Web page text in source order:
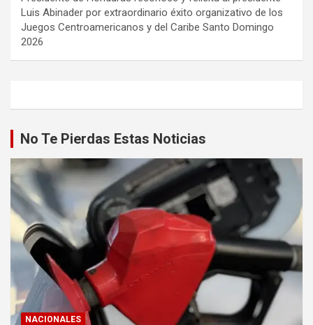
Luis Abinader por extraordinario éxito organizativo de los
Juegos Centroamericanos y del Caribe Santo Domingo
2026
No Te Pierdas Estas Noticias
NACIONALES